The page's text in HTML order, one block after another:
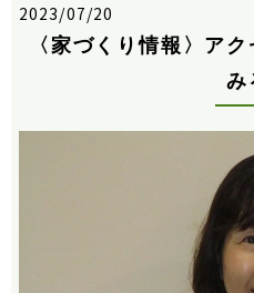
2023/07/20
〈家づくり情報〉ア
み